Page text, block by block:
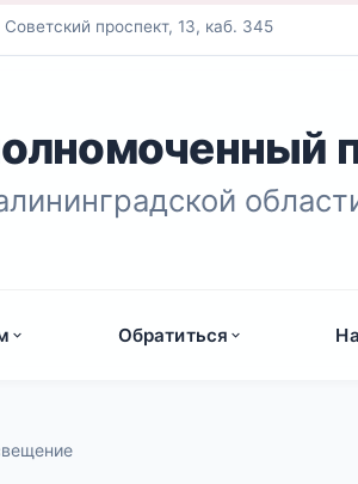
проспект, 13, каб. 345
Обратиться